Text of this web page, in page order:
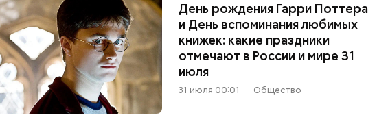
День рождения Гарри Поттера
и День вспоминания любимых
книжек: какие праздники
отмечают в России и мире 31
июля
31 июля 00:01 Общество